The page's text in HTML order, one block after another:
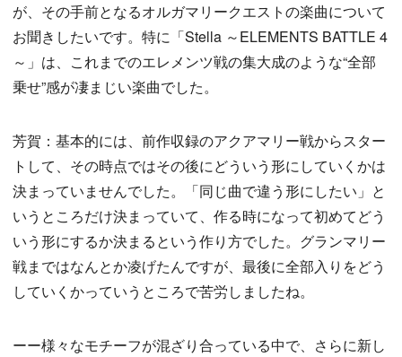
が、その手前となるオルガマリークエストの楽曲について
お聞きしたいです。特に「Stella ～ELEMENTS BATTLE 4
～」は、これまでのエレメンツ戦の集大成のような“全部
乗せ”感が凄まじい楽曲でした。
芳賀：基本的には、前作収録のアクアマリー戦からスター
トして、その時点ではその後にどういう形にしていくかは
決まっていませんでした。「同じ曲で違う形にしたい」と
いうところだけ決まっていて、作る時になって初めてどう
いう形にするか決まるという作り方でした。グランマリー
戦まではなんとか凌げたんですが、最後に全部入りをどう
していくかっていうところで苦労しましたね。
ーー様々なモチーフが混ざり合っている中で、さらに新し